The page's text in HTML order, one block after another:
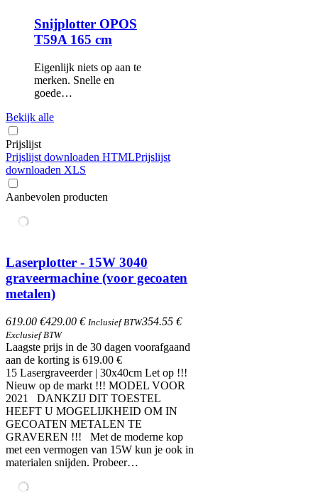
Snijplotter OPOS
T59A 165 cm
Eigenlijk niets op aan te
merken. Snelle en
goede…
Bekijk alle
Prijslijst
Prijslijst downloaden HTMLPrijslijst
downloaden XLS
Aanbevolen producten
Laserplotter - 15W 3040
graveermachine (voor gecoaten
metalen)
619.00 €429.00 € Inclusief BTW354.55 €
Exclusief BTW
Laagste prijs in de 30 dagen voorafgaand
aan de korting is 619.00 €
15 Lasergraveerder | 30x40cm Let op !!!
Nieuw op de markt !!! MODEL VOOR
2021 DANKZIJ DIT TOESTEL
HEEFT U MOGELIJKHEID OM IN
GECOATEN METALEN TE
GRAVEREN !!! Met de moderne kop
met een vermogen van 15W kun je ook in
materialen snijden. Probeer…